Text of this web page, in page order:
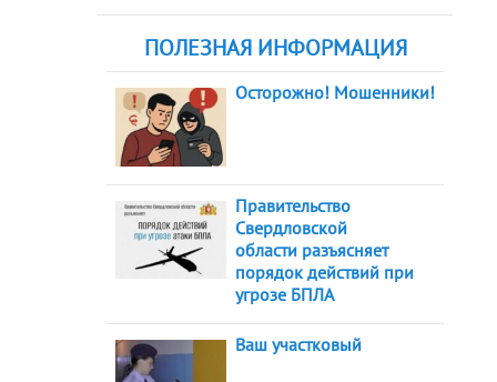
ПОЛЕЗНАЯ ИНФОРМАЦИЯ
Осторожно! Мошенники!
Правительство
Свердловской
области разъясняет
порядок действий при
угрозе БПЛА
Ваш участковый